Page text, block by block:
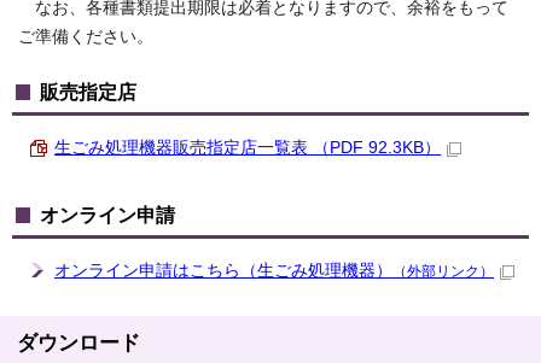
なお、各種書類提出期限は必着となりますので、余裕をもって
ご準備ください。
販売指定店
生ごみ処理機器販売指定店一覧表 （PDF 92.3KB）
オンライン申請
オンライン申請はこちら（生ごみ処理機器） （外部リンク）
ダウンロード